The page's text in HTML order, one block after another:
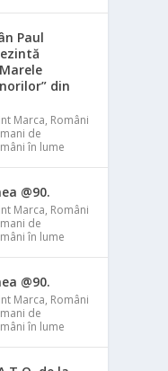
Paul
din
Marca, Români
de
în lume
@90.
Marca, Români
de
în lume
@90.
Marca, Români
de
în lume